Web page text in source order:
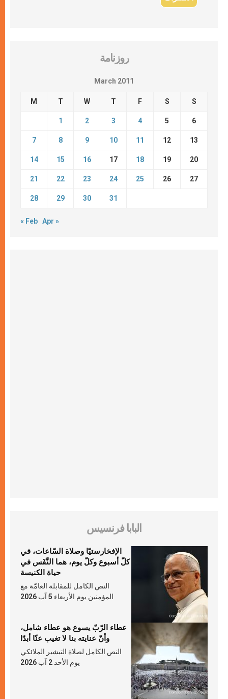
روزنامة
March 2011
M T W T F S S
1 2 3 4 5 6
7 8 9 10 11 12 13
14 15 16 17 18 19 20
21 22 23 24 25 26 27
28 29 30 31
« Feb Apr »
البابا فرنسيس
الإفخارستيّا وصلاة السّاعات، في
كلّ أسبوع وكلّ يوم، هما النَّفَس في
حياة الكنيسة
النص الكامل للمقابلة العامّة مع
المؤمنين يوم الأربعاء 5 آب 2026
عطاء الرّبّ يسوع هو عطاء شامل،
وأنّ عنايته بنا لا تغيب عنّا أبدًا
النص الكامل لصلاة التبشير الملائكي
يوم الأحد 2 آب 2026